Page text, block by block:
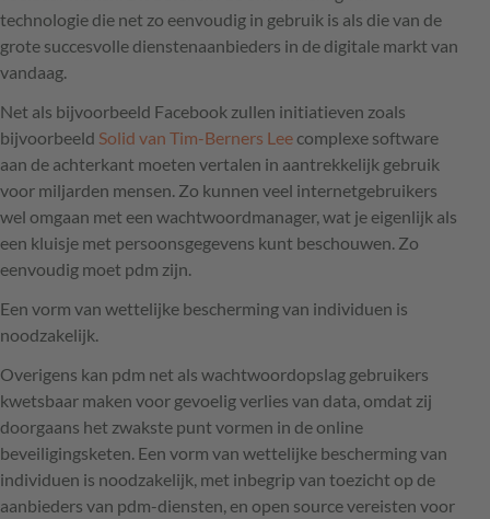
technologie die net zo eenvoudig in gebruik is als die van de
grote succesvolle dienstenaanbieders in de digitale markt van
vandaag.
Net als bijvoorbeeld Facebook zullen initiatieven zoals
bijvoorbeeld Solid van Tim-Berners Lee complexe software
aan de achterkant moeten vertalen in aantrekkelijk gebruik
voor miljarden mensen. Zo kunnen veel internetgebruikers
wel omgaan met een wachtwoordmanager, wat je eigenlijk als
een kluisje met persoonsgegevens kunt beschouwen. Zo
eenvoudig moet pdm zijn.
Een vorm van wettelijke bescherming van individuen is
noodzakelijk.
Overigens kan pdm net als wachtwoordopslag gebruikers
kwetsbaar maken voor gevoelig verlies van data, omdat zij
doorgaans het zwakste punt vormen in de online
beveiligingsketen. Een vorm van wettelijke bescherming van
individuen is noodzakelijk, met inbegrip van toezicht op de
aanbieders van pdm-diensten, en open source vereisten voor